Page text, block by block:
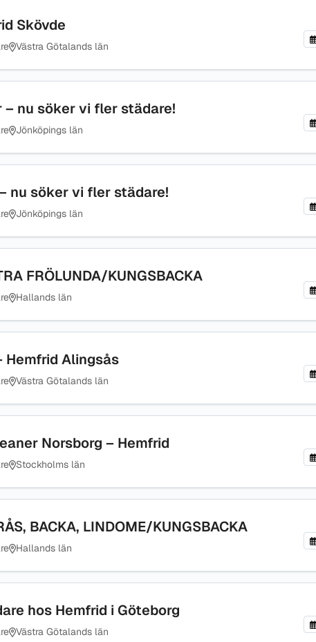
Skövde
Västra Götalands län
nu söker vi fler städare!
Jönköpings län
nu söker vi fler städare!
Jönköpings län
FRÖLUNDA/KUNGSBACKA
Hallands län
Hemfrid Alingsås
Västra Götalands län
Norsborg – Hemfrid
Stockholms län
BACKA, LINDOME/KUNGSBACKA
Hallands län
hos Hemfrid i Göteborg
Västra Götalands län